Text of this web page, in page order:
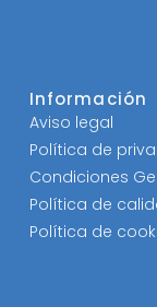
Información
Aviso legal
Política de
Condiciones
Política de
Política de